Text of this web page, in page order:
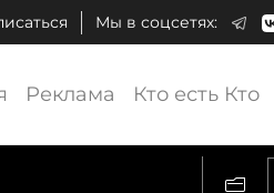
Мы в соцсетях:
Реклама Кто есть Кто